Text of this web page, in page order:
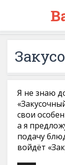
Я не знаю
свои
а я
подачу
войдёт